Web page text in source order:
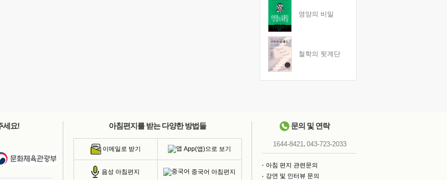
영양의 비밀
철학의 뒷계단
세요! 아침편지를 받는 다양한 방법들
이메일로 받기 App(앱)으로 보기
음성 아침편지 중국어 아침편지
문의 및 연락
1644-8421, 043-723-2033
아침 편지 관련문의
강연 및 인터뷰 문의